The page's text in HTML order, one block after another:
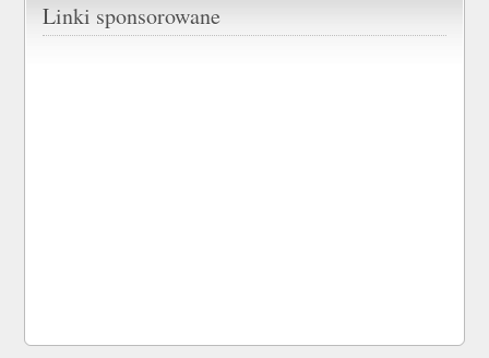
Linki sponsorowane